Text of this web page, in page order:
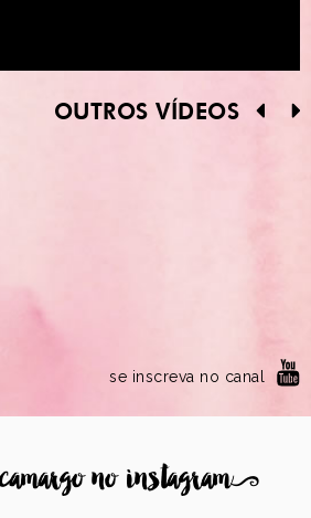
OUTROS VÍDEOS
se inscreva no canal
no instagram9